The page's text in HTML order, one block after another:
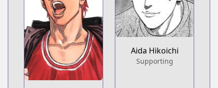
Aida Hikoichi
Supporting